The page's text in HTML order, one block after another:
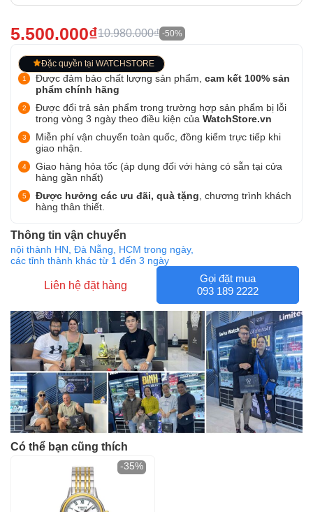
5.500.000₫10.980.000₫ -50%
Đặc quyền tại WATCHSTORE
Được đảm bảo chất lượng sản phẩm, cam kết 100% sản
phẩm chính hãng
Được đổi trả sản phẩm trong trường hợp sản phẩm bị lỗi
trong vòng 3 ngày theo điều kiện của WatchStore.vn
Miễn phí vận chuyển toàn quốc, đồng kiểm trực tiếp khi
giao nhận.
Giao hàng hỏa tốc (áp dụng đối với hàng có sẵn tại cửa
hàng gần nhất)
Được hưởng các ưu đãi, quà tặng , chương trình khách
hàng thân thiết.
Thông tin vận chuyển
nội thành HN, Đà Nẵng, HCM trong ngày,
các tỉnh thành khác từ 1 đến 3 ngày
Liên hệ đặt hàng
Gọi đặt mua
093 189 2222
Có thể bạn cũng thích
-35%